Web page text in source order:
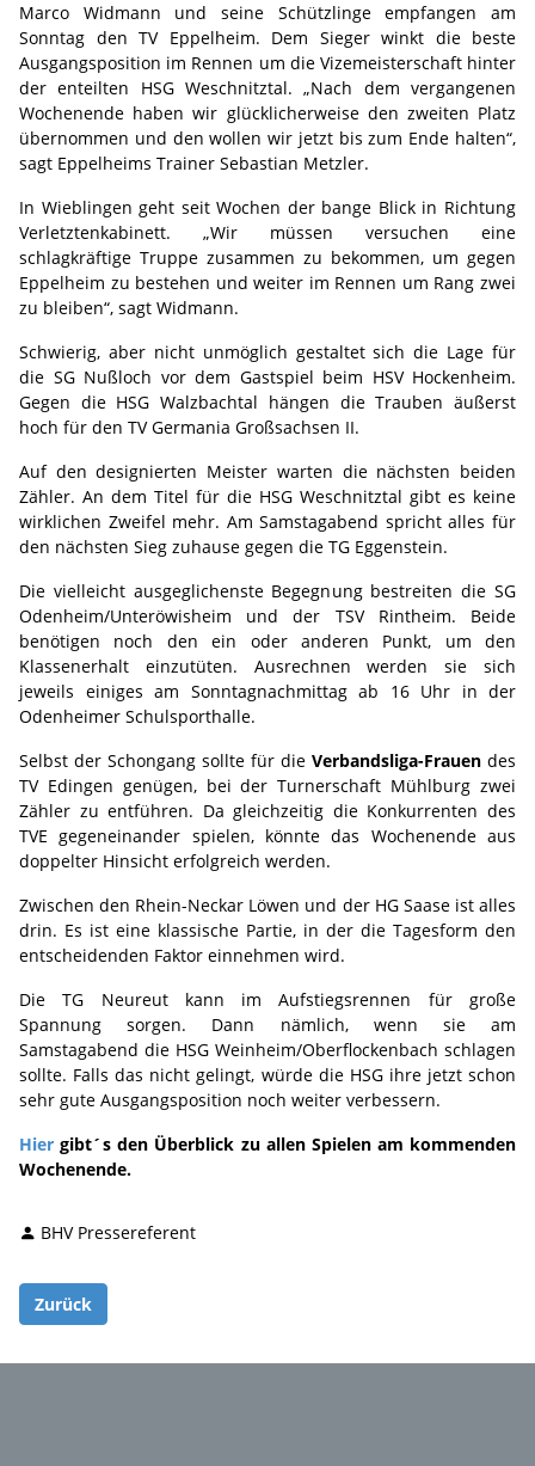
Marco Widmann und seine Schützlinge empfangen am
Sonntag den TV Eppelheim. Dem Sieger winkt die beste
Ausgangsposition im Rennen um die Vizemeisterschaft hinter
der enteilten HSG Weschnitztal. „Nach dem vergangenen
Wochenende haben wir glücklicherweise den zweiten Platz
übernommen und den wollen wir jetzt bis zum Ende halten“,
sagt Eppelheims Trainer Sebastian Metzler.
In Wieblingen geht seit Wochen der bange Blick in Richtung
Verletztenkabinett. „Wir müssen versuchen eine
schlagkräftige Truppe zusammen zu bekommen, um gegen
Eppelheim zu bestehen und weiter im Rennen um Rang zwei
zu bleiben“, sagt Widmann.
Schwierig, aber nicht unmöglich gestaltet sich die Lage für
die SG Nußloch vor dem Gastspiel beim HSV Hockenheim.
Gegen die HSG Walzbachtal hängen die Trauben äußerst
hoch für den TV Germania Großsachsen II.
Auf den designierten Meister warten die nächsten beiden
Zähler. An dem Titel für die HSG Weschnitztal gibt es keine
wirklichen Zweifel mehr. Am Samstagabend spricht alles für
den nächsten Sieg zuhause gegen die TG Eggenstein.
Die vielleicht ausgeglichenste Begegnung bestreiten die SG
Odenheim/Unteröwisheim und der TSV Rintheim. Beide
benötigen noch den ein oder anderen Punkt, um den
Klassenerhalt einzutüten. Ausrechnen werden sie sich
jeweils einiges am Sonntagnachmittag ab 16 Uhr in der
Odenheimer Schulsporthalle.
Selbst der Schongang sollte für die Verbandsliga-Frauen des
TV Edingen genügen, bei der Turnerschaft Mühlburg zwei
Zähler zu entführen. Da gleichzeitig die Konkurrenten des
TVE gegeneinander spielen, könnte das Wochenende aus
doppelter Hinsicht erfolgreich werden.
Zwischen den Rhein-Neckar Löwen und der HG Saase ist alles
drin. Es ist eine klassische Partie, in der die Tagesform den
entscheidenden Faktor einnehmen wird.
Die TG Neureut kann im Aufstiegsrennen für große
Spannung sorgen. Dann nämlich, wenn sie am
Samstagabend die HSG Weinheim/Oberflockenbach schlagen
sollte. Falls das nicht gelingt, würde die HSG ihre jetzt schon
sehr gute Ausgangsposition noch weiter verbessern.
Hier gibt´s den Überblick zu allen Spielen am kommenden
Wochenende.
BHV Pressereferent
Zurück